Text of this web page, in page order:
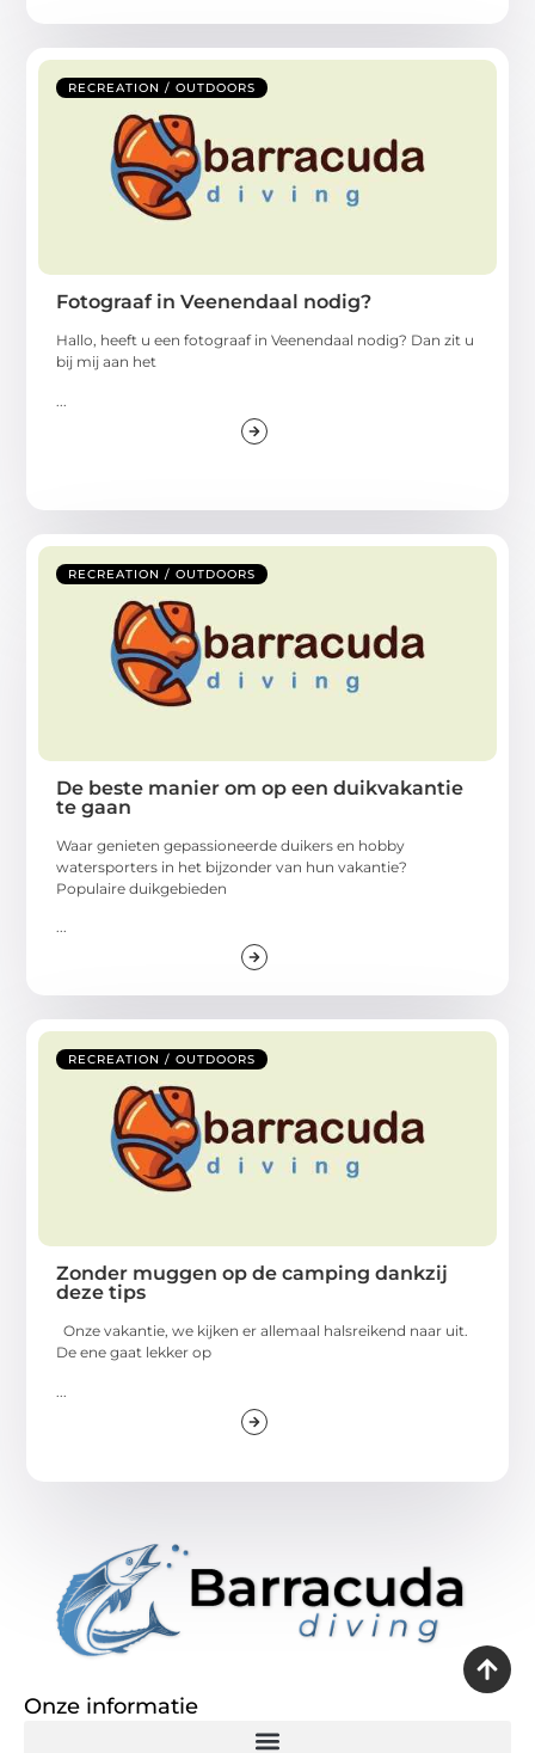
RECREATION / OUTDOORS
Fotograaf in Veenendaal nodig?
Hallo, heeft u een fotograaf in Veenendaal nodig? Dan zit u
bij mij aan het
RECREATION / OUTDOORS
De beste manier om op een duikvakantie
te gaan
Waar genieten gepassioneerde duikers en hobby
watersporters in het bijzonder van hun vakantie?
Populaire duikgebieden
...
RECREATION / OUTDOORS
Zonder muggen op de camping dankzij
deze tips
Onze vakantie, we kijken er allemaal halsreikend naar uit.
De ene gaat lekker op
Onze informatie